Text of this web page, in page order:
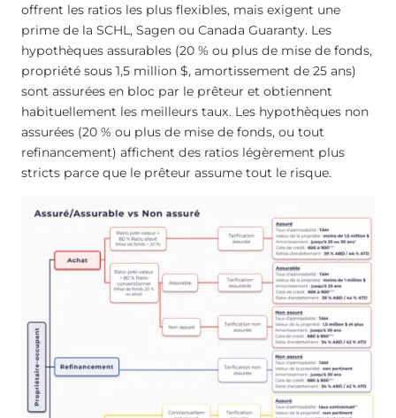
offrent les ratios les plus flexibles, mais exigent une
prime de la SCHL, Sagen ou Canada Guaranty. Les
hypothèques assurables (20 % ou plus de mise de fonds,
propriété sous 1,5 million $, amortissement de 25 ans)
sont assurées en bloc par le prêteur et obtiennent
habituellement les meilleurs taux. Les hypothèques non
assurées (20 % ou plus de mise de fonds, ou tout
refinancement) affichent des ratios légèrement plus
stricts parce que le prêteur assume tout le risque.